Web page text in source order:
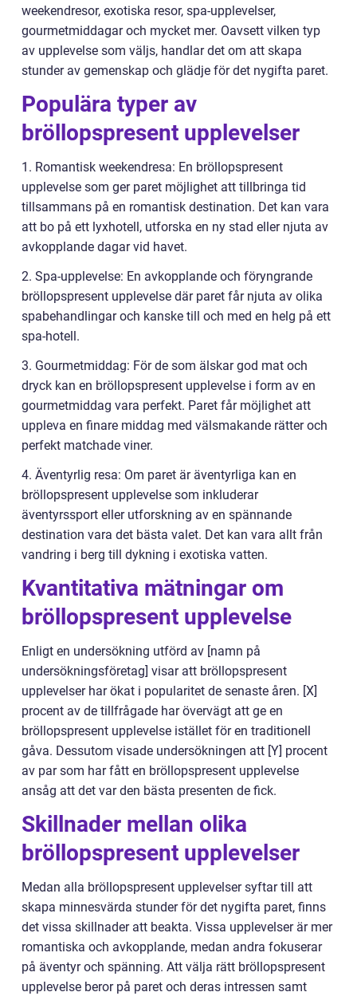
weekendresor, exotiska resor, spa-upplevelser,
gourmetmiddagar och mycket mer. Oavsett vilken typ
av upplevelse som väljs, handlar det om att skapa
stunder av gemenskap och glädje för det nygifta paret.
Populära typer av
bröllopspresent upplevelser
1. Romantisk weekendresa: En bröllopspresent
upplevelse som ger paret möjlighet att tillbringa tid
tillsammans på en romantisk destination. Det kan vara
att bo på ett lyxhotell, utforska en ny stad eller njuta av
avkopplande dagar vid havet.
2. Spa-upplevelse: En avkopplande och föryngrande
bröllopspresent upplevelse där paret får njuta av olika
spabehandlingar och kanske till och med en helg på ett
spa-hotell.
3. Gourmetmiddag: För de som älskar god mat och
dryck kan en bröllopspresent upplevelse i form av en
gourmetmiddag vara perfekt. Paret får möjlighet att
uppleva en finare middag med välsmakande rätter och
perfekt matchade viner.
4. Äventyrlig resa: Om paret är äventyrliga kan en
bröllopspresent upplevelse som inkluderar
äventyrssport eller utforskning av en spännande
destination vara det bästa valet. Det kan vara allt från
vandring i berg till dykning i exotiska vatten.
Kvantitativa mätningar om
bröllopspresent upplevelse
Enligt en undersökning utförd av [namn på
undersökningsföretag] visar att bröllopspresent
upplevelser har ökat i popularitet de senaste åren. [X]
procent av de tillfrågade har övervägt att ge en
bröllopspresent upplevelse istället för en traditionell
gåva. Dessutom visade undersökningen att [Y] procent
av par som har fått en bröllopspresent upplevelse
ansåg att det var den bästa presenten de fick.
Skillnader mellan olika
bröllopspresent upplevelser
Medan alla bröllopspresent upplevelser syftar till att
skapa minnesvärda stunder för det nygifta paret, finns
det vissa skillnader att beakta. Vissa upplevelser är mer
romantiska och avkopplande, medan andra fokuserar
på äventyr och spänning. Att välja rätt bröllopspresent
upplevelse beror på paret och deras intressen samt